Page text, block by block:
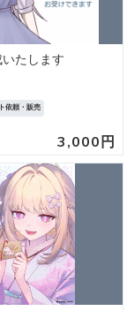
たします
依頼・販売
3,000円